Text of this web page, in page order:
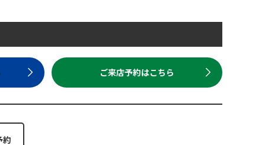
ご来店予約はこちら